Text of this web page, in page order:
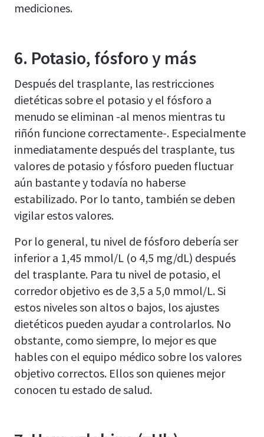
mediciones.
6. Potasio, fósforo y más
Después del trasplante, las restricciones
dietéticas sobre el potasio y el fósforo a
menudo se eliminan -al menos mientras tu
riñón funcione correctamente-. Especialmente
inmediatamente después del trasplante, tus
valores de potasio y fósforo pueden fluctuar
aún bastante y todavía no haberse
estabilizado. Por lo tanto, también se deben
vigilar estos valores.
Por lo general, tu nivel de fósforo debería ser
inferior a 1,45 mmol/L (o 4,5 mg/dL) después
del trasplante. Para tu nivel de potasio, el
corredor objetivo es de 3,5 a 5,0 mmol/L. Si
estos niveles son altos o bajos, los ajustes
dietéticos pueden ayudar a controlarlos. No
obstante, como siempre, lo mejor es que
hables con el equipo médico sobre los valores
objetivo correctos. Ellos son quienes mejor
conocen tu estado de salud.